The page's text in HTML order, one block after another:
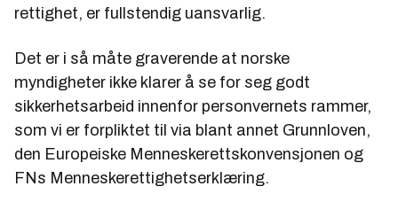
rettighet, er fullstendig uansvarlig.
Det er i så måte graverende at norske
myndigheter ikke klarer å se for seg godt
sikkerhetsarbeid innenfor personvernets rammer,
som vi er forpliktet til via blant annet Grunnloven,
den Europeiske Menneskerettskonvensjonen og
FNs Menneskerettighetserklæring.